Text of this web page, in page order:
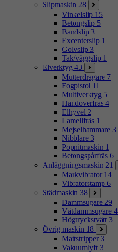
Slipmaskin 28
Vinkelslip 15
Betongslip 5
Bandslip 3
Excenterslip 1
Golvslip 3
Tak/väggslip 1
Elverktyg 43
Mutterdragare 7
Fogpistol 11
Multiverktyg 5
Handöverfräs 4
Elhyvel 2
Lamellfräs 1
Mejselhammare 3
Nibblare 3
Popnitmaskin 1
Betongspårfräs 6
Anläggningsmaskin 21
Markvibrator 14
Vibratorstamp 6
Städmaskin 38
Dammsugare 29
Våtdammsugare 4
Högtryckstvätt 3
Övrig maskin 18
Mattstripper 3
Vakuumlyft 3